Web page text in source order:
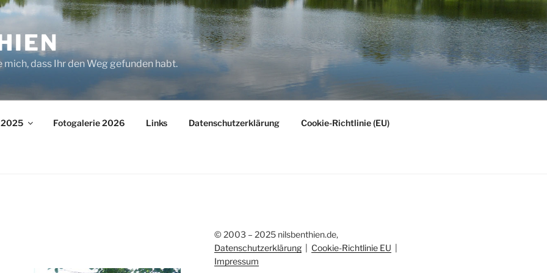
dass Ihr den Weg gefunden habt.
2025 Fotogalerie 2026 Links Datenschutzerklärung Cookie-Richtlinie (EU)
© 2003 – 2025 nilsbenthien.de,
Datenschutzerklärung| Cookie-Richtlinie EU
Impressum